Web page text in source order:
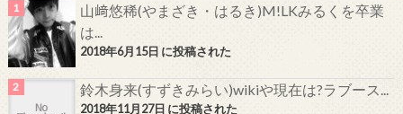
山﨑悠稀(やまざき・はるき)M!LKみるくを卒業
は...
2018年6月15日 に投稿された
鈴木身来(すずきみらい)wikiや現在は?ラブース...
2018年11月27日 に投稿された